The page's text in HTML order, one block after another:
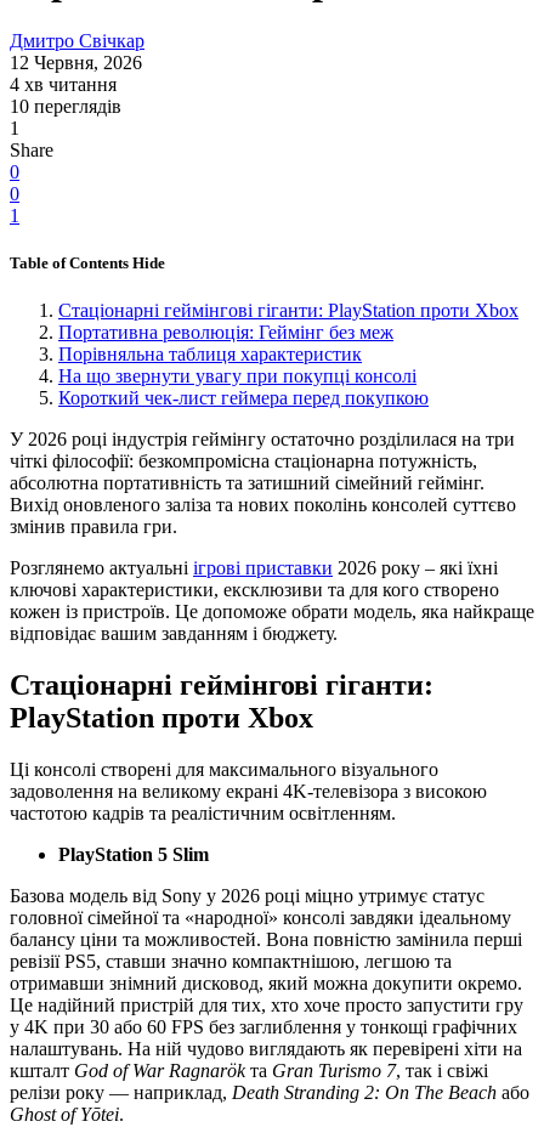
Дмитро Свічкар
12 Червня, 2026
4 хв читання
10 переглядів
1
Share
0
0
1
Table of Contents Hide
Стаціонарні геймінгові гіганти: PlayStation проти Xbox
Портативна революція: Геймінг без меж
Порівняльна таблиця характеристик
На що звернути увагу при покупці консолі
Короткий чек-лист геймера перед покупкою
У 2026 році індустрія геймінгу остаточно розділилася на три
чіткі філософії: безкомпромісна стаціонарна потужність,
абсолютна портативність та затишний сімейний геймінг.
Вихід оновленого заліза та нових поколінь консолей суттєво
змінив правила гри.
Розглянемо актуальні ігрові приставки 2026 року – які їхні
ключові характеристики, ексклюзиви та для кого створено
кожен із пристроїв. Це допоможе обрати модель, яка найкраще
відповідає вашим завданням і бюджету.
Стаціонарні геймінгові гіганти:
PlayStation проти Xbox
Ці консолі створені для максимального візуального
задоволення на великому екрані 4K-телевізора з високою
частотою кадрів та реалістичним освітленням.
PlayStation 5 Slim
Базова модель від Sony у 2026 році міцно утримує статус
головної сімейної та «народної» консолі завдяки ідеальному
балансу ціни та можливостей. Вона повністю замінила перші
ревізії PS5, ставши значно компактнішою, легшою та
отримавши знімний дисковод, який можна докупити окремо.
Це надійний пристрій для тих, хто хоче просто запустити гру
у 4K при 30 або 60 FPS без заглиблення у тонкощі графічних
налаштувань. На ній чудово виглядають як перевірені хіти на
кшталт God of War Ragnarökта Gran Turismo 7, так і свіжі
релізи року — наприклад, Death Stranding 2: On The Beach або
Ghost of Yōtei.